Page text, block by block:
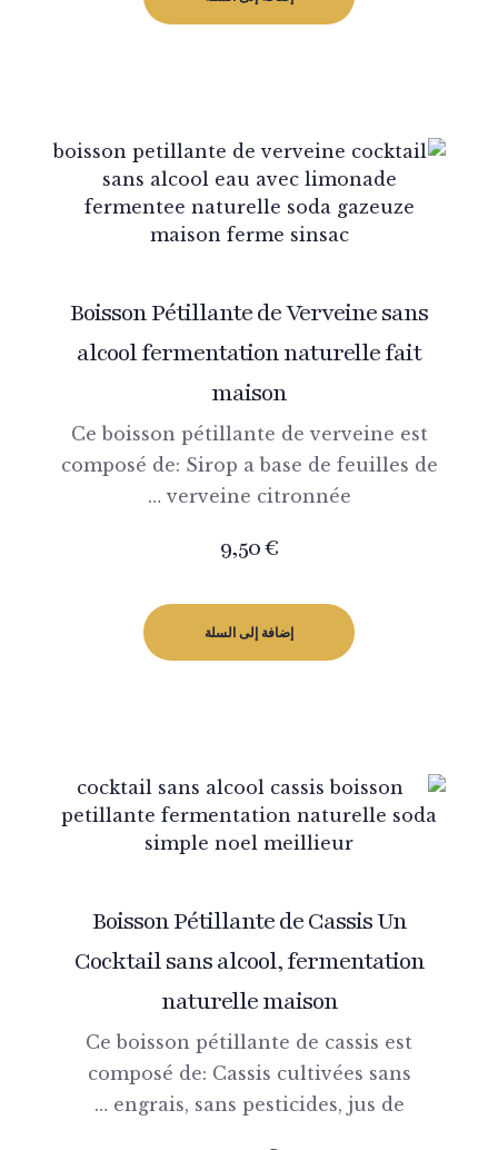
Boisson Pétillante de Verveine sans
alcool fermentation naturelle fait
maison
Ce boisson pétillante de verveine est
composé de: Sirop a base de feuilles de
verveine citronnée …
9,50
إضافة إلى السلة
Boisson Pétillante de Cassis Un
Cocktail sans alcool, fermentation
naturelle maison
Ce boisson pétillante de cassis est
composé de: Cassis cultivées sans
engrais, sans pesticides, jus de …